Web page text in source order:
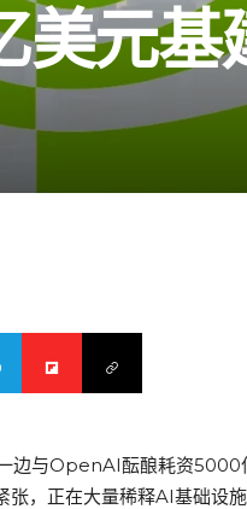
美元基
边与OpenAI酝酿耗资5000
，正在大量稀释AI基础设施